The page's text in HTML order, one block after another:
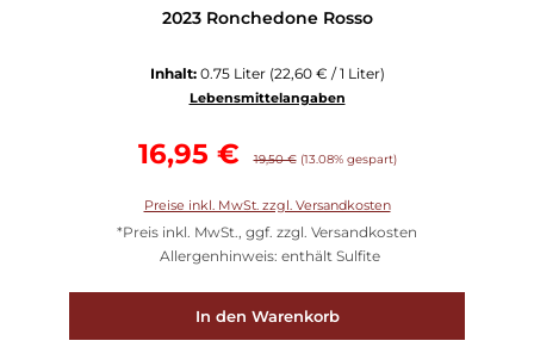
2023 Ronchedone Rosso
Inhalt: 0.75 Liter (22,60 € / 1 Liter)
Lebensmittelangaben
16,95 € Regulärer Preis:
19,50 € (13.08% gespart)
Preise inkl. MwSt. zzgl. Versandkosten
*Preis inkl. MwSt., ggf. zzgl. Versandkosten
Allergenhinweis: enthält Sulfite
In den Warenkorb